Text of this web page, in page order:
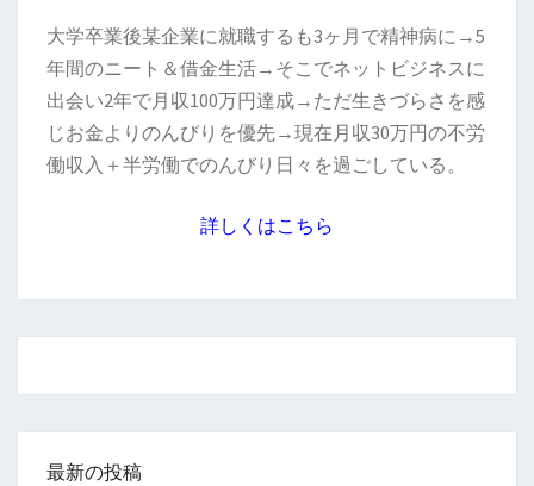
大学卒業後某企業に就職するも3ヶ月で精神病に→5
年間のニート＆借金生活→そこでネットビジネスに
出会い2年で月収100万円達成→ただ生きづらさを感
じお金よりのんびりを優先→現在月収30万円の不労
働収入＋半労働でのんびり日々を過ごしている。
詳しくはこちら
最新の投稿